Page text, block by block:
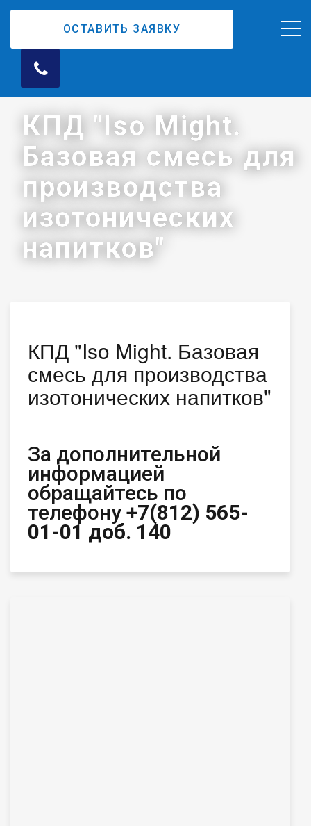
КПД "Iso Might.
Базовая смесь для
производства
изотонических
напитков"
ОСТАВИТЬ ЗАЯВКУ
КПД "Iso Might. Базовая
смесь для производства
изотонических напитков"
За дополнительной
информацией
обращайтесь по
телефону +7(812) 565-
01-01 доб. 140